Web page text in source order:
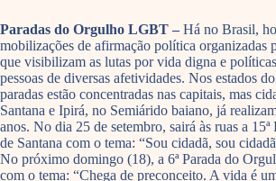
Paradas do Orgulho LGBT – Há no Brasil,
mobilizações de afirmação política organizadas
que visibilizam as lutas por vida digna e
pessoas de diversas afetividades. Nos estados
paradas estão concentradas nas capitais, mas
Santana e Ipirá, no Semiárido baiano, já
anos. No dia 25 de setembro, sairá às ruas a
de Santana com o tema: “Sou cidadã, sou
No próximo domingo (18), a 6ª Parada do
com o tema: “Chega de preconceito. A vida é